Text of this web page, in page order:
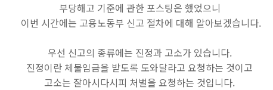
부당해고 기준에 관한 포스팅은 했었으니
이번 시간에는 고용노동부 신고 절차에 대해 알아보겠습니다.
우선 신고의 종류에는 진정과 고소가 있습니다.
진정이란 체불임금을 받도록 도와달라고 요청하는 것이고
고소는 잘아시다시피 처벌을 요청하는 것입니다.